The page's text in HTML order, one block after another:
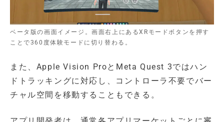
ベータ版の画面イメージ。画面右上にあるXRモードボタンを押す
ことで360度体験モードに切り替わる。
また、Apple Vision ProとMeta Quest 3ではハン
ドトラッキングに対応し、コントローラ不要でバー
チャル空間を移動することもできる。